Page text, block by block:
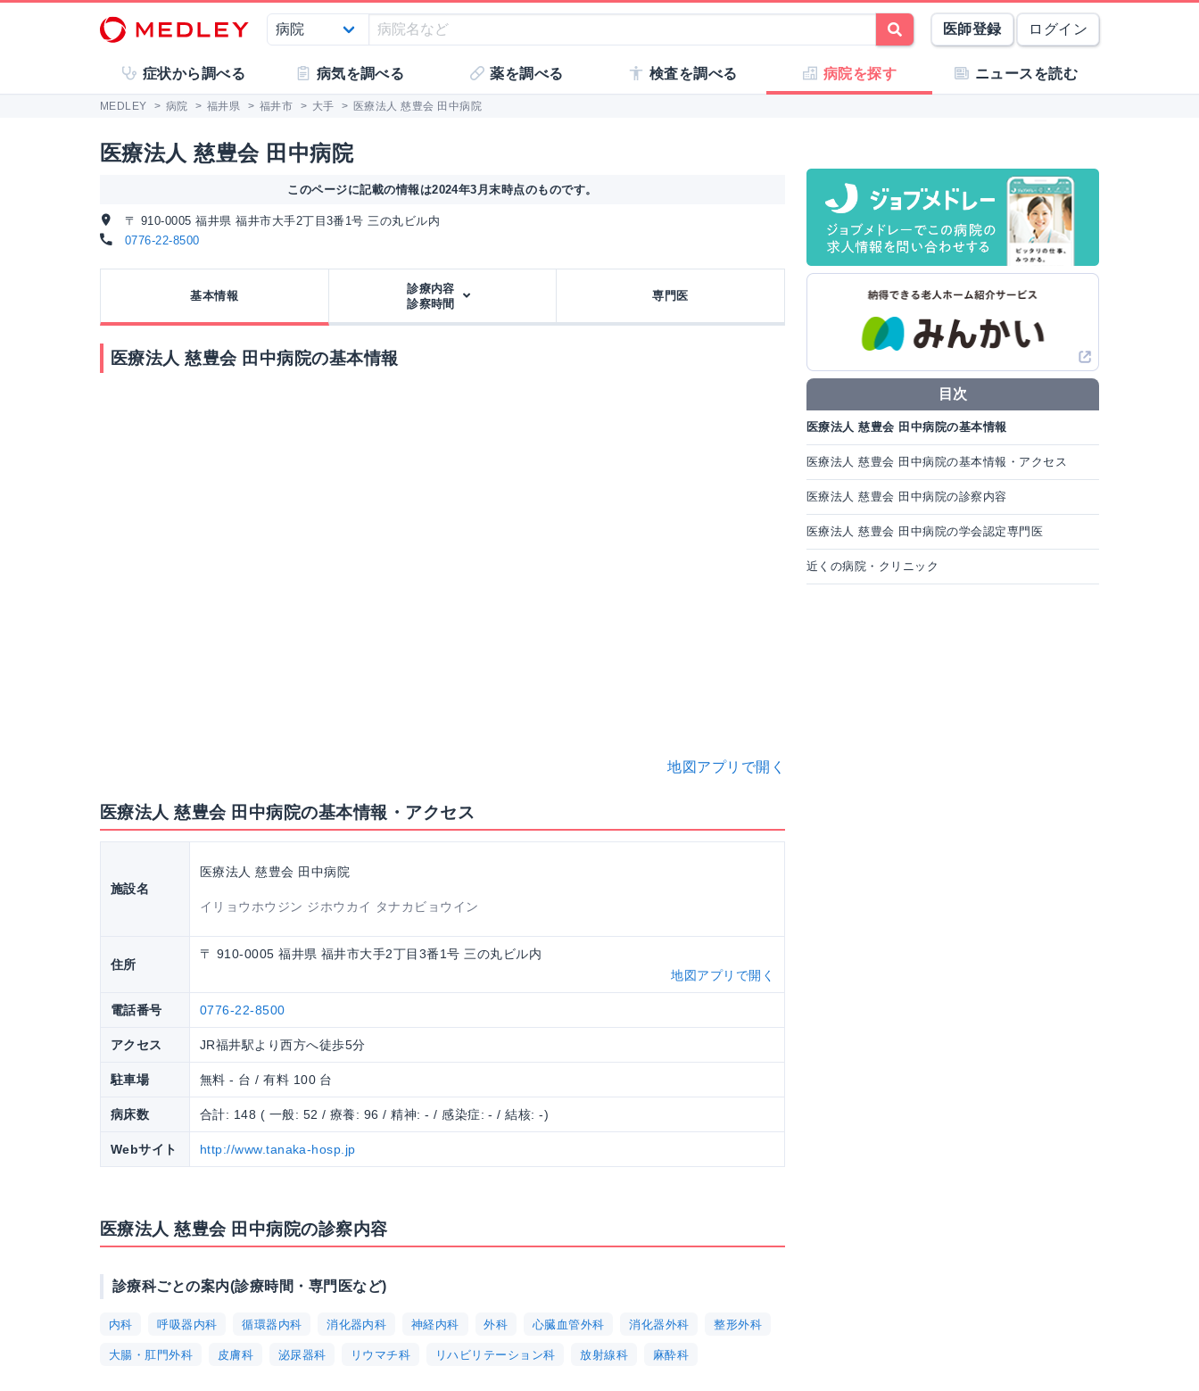
医師登録 ログイン
症状から調べる 病気を調べる 薬を調べる 検査を調べる 病院を探す ニュースを読む
MEDLEY > 病院 > 福井県 > 福井市 > 大手 > 医療法人 慈豊会 田中病院
医療法人 慈豊会 田中病院
このページに記載の情報は2024年3月末時点のものです。
〒 910-0005 福井県 福井市大手2丁目3番1号 三の丸ビル内
0776-22-8500
基本情報
診療内容
診察時間
専門医
医療法人 慈豊会 田中病院の基本情報
地図アプリで開く
医療法人 慈豊会 田中病院の基本情報・アクセス
施設名
医療法人 慈豊会 田中病院
イリョウホウジン ジホウカイ タナカビョウイン
住所
〒 910-0005 福井県 福井市大手2丁目3番1号 三の丸ビル内
地図アプリで開く
電話番号 0776-22-8500
アクセス JR福井駅より西方へ徒歩5分
駐車場 無料 - 台 / 有料 100 台
病床数 合計: 148 ( 一般: 52 / 療養: 96 / 精神: - / 感染症: - / 結核: -)
Webサイト http://www.tanaka-hosp.jp
医療法人 慈豊会 田中病院の診察内容
診療科ごとの案内(診療時間・専門医など)
内科 呼吸器内科 循環器内科 消化器内科 神経内科 外科 心臓血管外科 消化器外科 整形外科
大腸・肛門外科 皮膚科 泌尿器科 リウマチ科 リハビリテーション科 放射線科 麻酔科
目次
医療法人 慈豊会 田中病院の基本情報
医療法人 慈豊会 田中病院の基本情報・アクセス
医療法人 慈豊会 田中病院の診察内容
医療法人 慈豊会 田中病院の学会認定専門医
近くの病院・クリニック